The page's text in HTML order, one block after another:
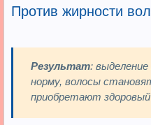
Против жирности
Результат: выделение
норму, волосы
приобретают здоровый